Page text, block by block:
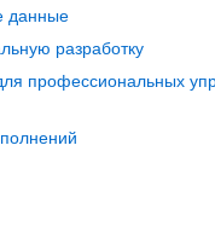
данные
разработку
профессиональных